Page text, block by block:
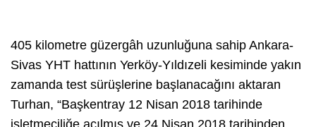
405 kilometre güzergâh uzunluğuna sahip Ankara-
Sivas YHT hattının Yerköy-Yıldızeli kesiminde yakın
zamanda test sürüşlerine başlanacağını aktaran
Turhan, “Başkentray 12 Nisan 2018 tarihinde